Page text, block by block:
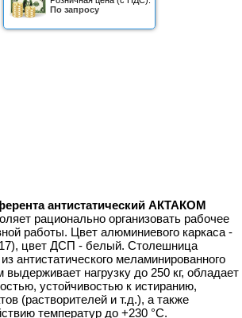
По запросу
антистатический АКТАКОМ
рационально организовать рабочее
работы. Цвет алюминиевого каркаса -
цвет ДСП - белый. Столешница
антистатического меламинированного
нагрузку до 250 кг, обладает
устойчивостью к истиранию,
(растворителей и т.д.), а также
температур до +230 °C.